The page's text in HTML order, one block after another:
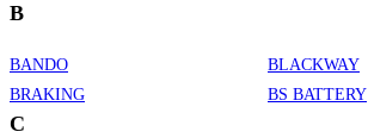
B
BANDO
BLACKWAY
BRAKING
BS BATTERY
C